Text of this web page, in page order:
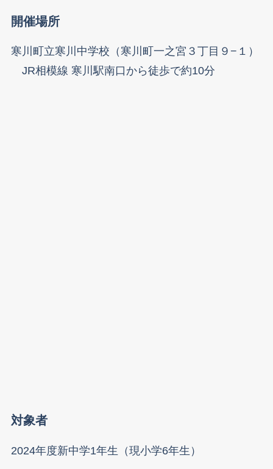
開催場所
寒川町立寒川中学校（寒川町一之宮３丁目９−１）
JR相模線 寒川駅南口から徒歩で約10分
対象者
2024年度新中学1年生（現小学6年生）